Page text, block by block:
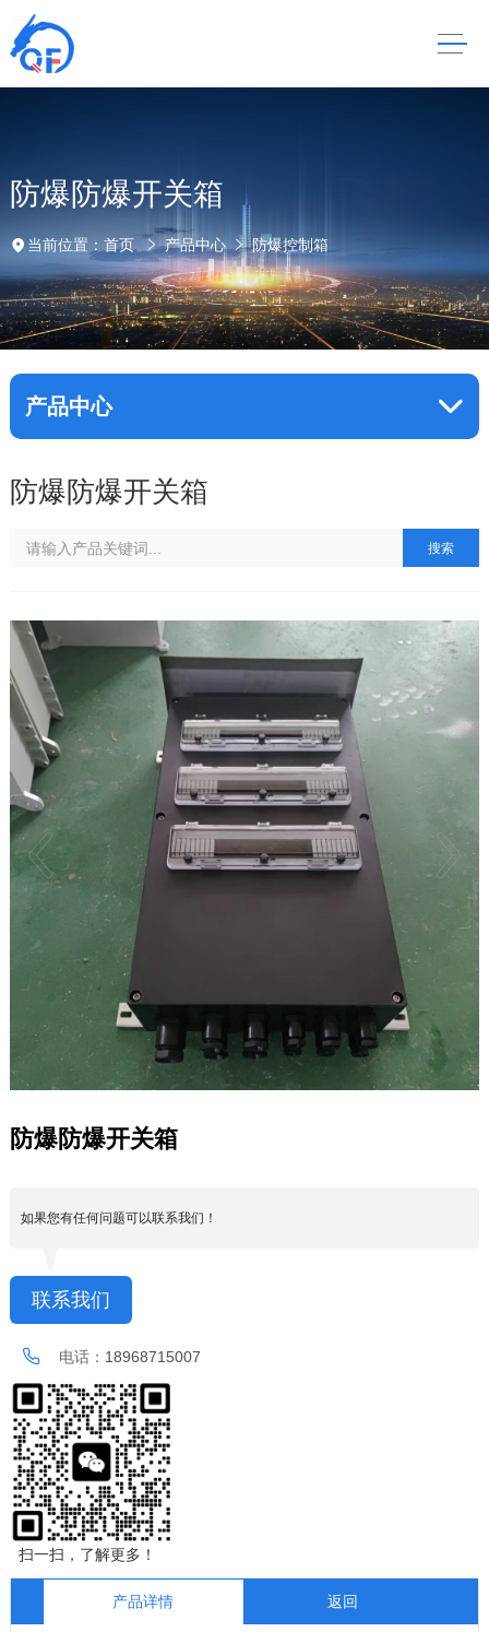
防爆防爆开关箱
当前位置： 首页 产品中心 防爆控制箱
产品中心
防爆防爆开关箱
搜索
防爆防爆开关箱
如果您有任何问题可以联系我们！
联系我们
电话： 18968715007
扫一扫，了解更多！
产品详情 返回